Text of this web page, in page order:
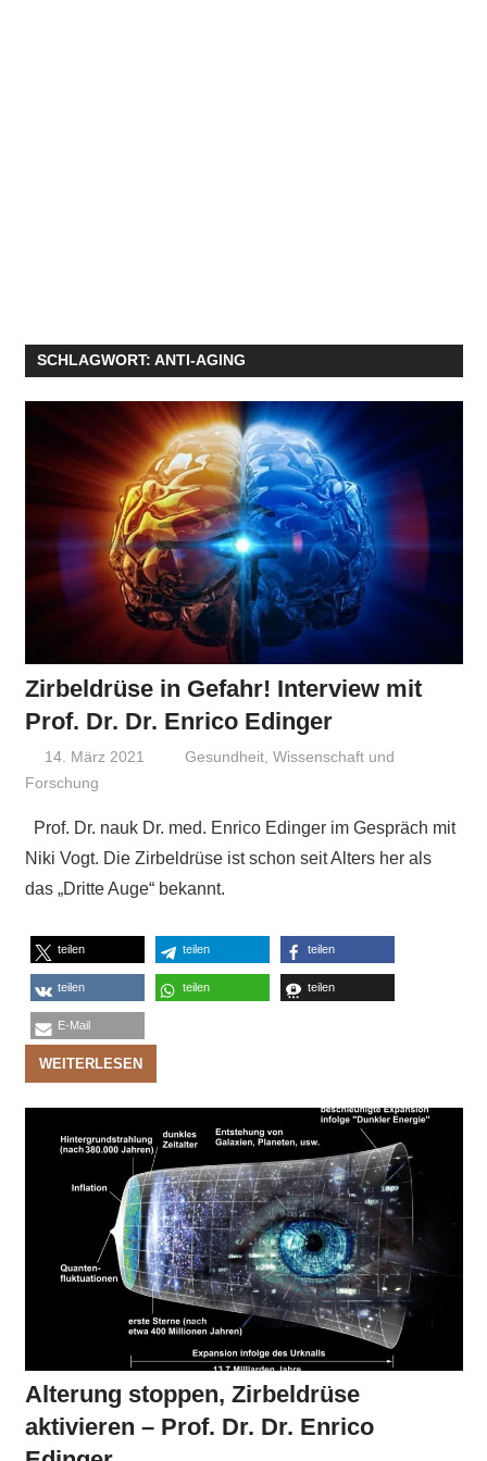
SCHLAGWORT: ANTI-AGING
Zirbeldrüse in Gefahr! Interview mit
Prof. Dr. Dr. Enrico Edinger
14. März 2021 Niki Vogt
Gesundheit,Wissenschaft und
Forschung
Prof. Dr. nauk Dr. med. Enrico Edinger im Gespräch mit
Niki Vogt. Die Zirbeldrüse ist schon seit Alters her als
das „Dritte Auge“ bekannt.
teilen teilen teilen
teilen teilen teilen
E-Mail
WEITERLESEN
Alterung stoppen, Zirbeldrüse
aktivieren – Prof. Dr. Dr. Enrico